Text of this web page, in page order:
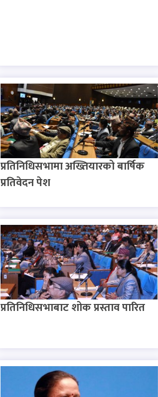
प्रतिनिधिसभामा अख्तियारको बार्षिक
प्रतिवेदन पेश
प्रतिनिधिसभाबाट शोक प्रस्ताव पारित